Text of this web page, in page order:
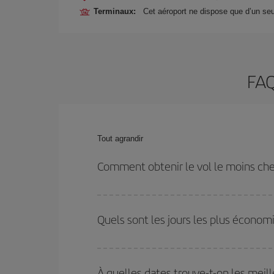
Terminaux: Cet aéroport ne dispose que d’un
Tout agrandir
Comment obtenir le vol le moins
et les horaires de votre aller-retour.
Quels sont les jours les plus
vous partez, où vous voulez aller et à quelles